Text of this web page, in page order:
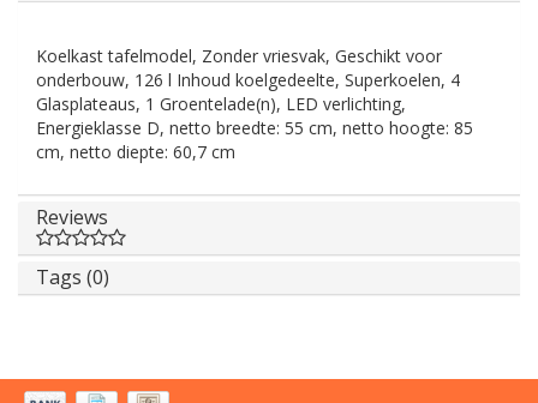
Koelkast tafelmodel, Zonder vriesvak, Geschikt voor
onderbouw, 126 l Inhoud koelgedeelte, Superkoelen, 4
Glasplateaus, 1 Groentelade(n), LED verlichting,
Energieklasse D, netto breedte: 55 cm, netto hoogte: 85
cm, netto diepte: 60,7 cm
Reviews
Tags (0)